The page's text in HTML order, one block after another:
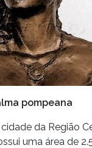
pompeana
da Região
uma área de